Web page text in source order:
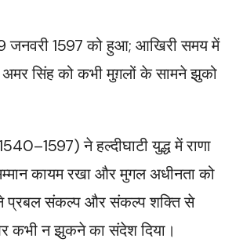
जनवरी 1597 को हुआ; आखिरी समय में
सिंह को कभी मुग़लों के सामने झुको
ने हल्दीघाटी युद्ध में राणा
कायम रखा और मुगल अधीनता को
प्रबल संकल्प और संकल्प शक्ति से
कभी न झुकने का संदेश दिया।